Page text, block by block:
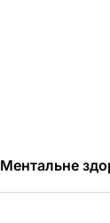
Ментальне